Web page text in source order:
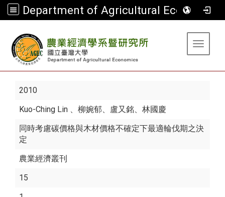
Department of Agricultural Economics
Toggle
2010
Kuo-Ching Lin 、柳婉郁、盧又銘、林國慶
同時考慮碳價格與木材價格不確定下最適輪伐期之決
定
農業經濟叢刊
15